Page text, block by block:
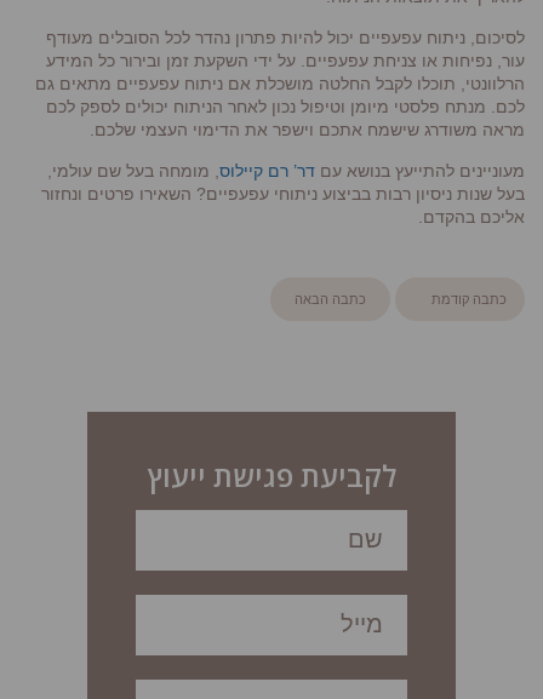
לסיכום, ניתוח עפעפיים יכול להיות פתרון נהדר לכל הסובלים מעודף
עור, נפיחות או צניחת עפעפיים. על ידי השקעת זמן ובירור כל המידע
הרלוונטי, תוכלו לקבל החלטה מושכלת אם ניתוח עפעפיים מתאים גם
לכם. מנתח פלסטי מיומן וטיפול נכון לאחר הניתוח יכולים לספק לכם
מראה משודרג שישמח אתכם וישפר את הדימוי העצמי שלכם.
מעוניינים להתייעץ בנושא עם דר’ רם קיילוס , מומחה בעל שם עולמי,
בעל שנות ניסיון רבות בביצוע ניתוחי עפעפיים? השאירו פרטים ונחזור
אליכם בהקדם.
כתבה קודמת כתבה הבאה
לקביעת פגישת ייעוץ